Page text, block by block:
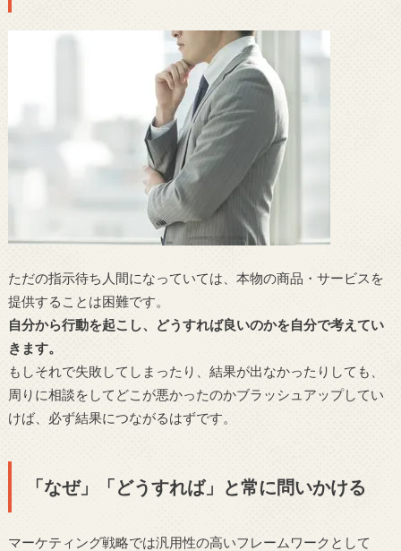
ただの指示待ち人間になっていては、本物の商品・サービスを
提供することは困難です。
自分から行動を起こし、どうすれば良いのかを自分で考えてい
きます。
もしそれで失敗してしまったり、結果が出なかったりしても、
周りに相談をしてどこが悪かったのかブラッシュアップしてい
けば、必ず結果につながるはずです。
「なぜ」「どうすれば」と常に問いかける
マーケティング戦略では汎用性の高いフレームワークとして